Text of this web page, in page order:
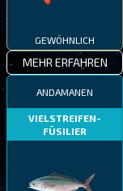
GEWÖHNLICH
MEHR ERFAHREN
ANDAMANEN
VIELSTREIFEN-
FÜSILIER